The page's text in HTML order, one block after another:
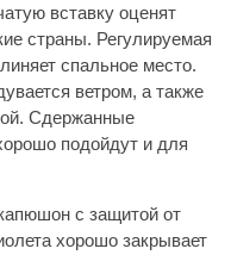
вставку оценят
страны. Регулируемая
спальное место.
ветром, а также
Сдержанные
подойдут и для
с защитой от
хорошо закрывает